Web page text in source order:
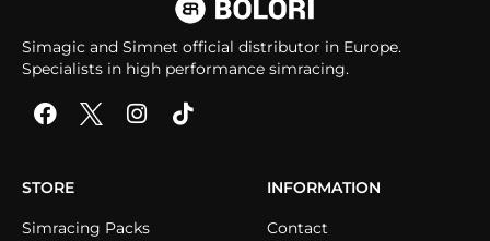
Simagic and Simnet official distributor in Europe.
Specialists in high performance simracing.
STORE
Simracing Packs
INFORMATION
Contact